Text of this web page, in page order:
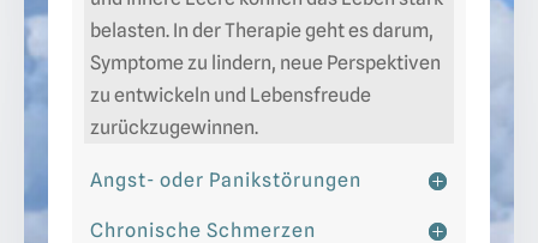
belasten. In der Therapie geht es darum,
Symptome zu lindern, neue Perspektiven
zu entwickeln und Lebensfreude
zurückzugewinnen.
Angst- oder Panikstörungen
Chronische Schmerzen